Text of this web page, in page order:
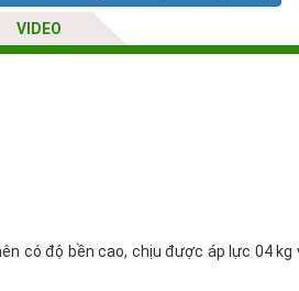
VIDEO
có độ bền cao, chịu được áp lực 04